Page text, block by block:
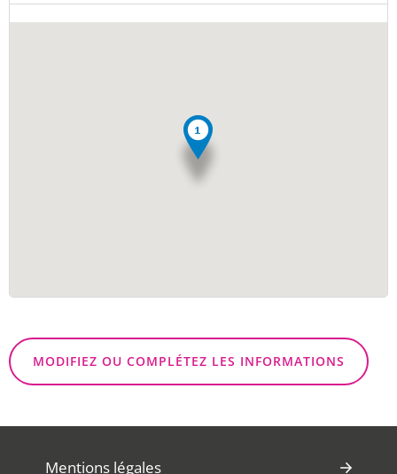
MODIFIEZ OU COMPLÉTEZ LES INFORMATIONS
Mentions légales